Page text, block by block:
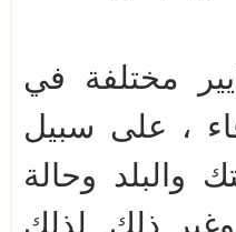
مختلفة في
، على سبيل
والبلد وحالة
وغير ذلك. لذلك